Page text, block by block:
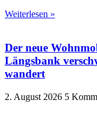
Weiterlesen »
Der neue
Längsbank
wandert
2. August 2026 5